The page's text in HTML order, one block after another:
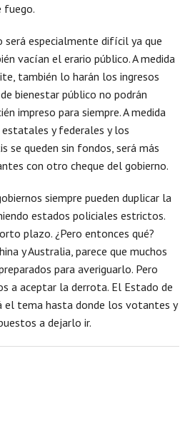
fuego.
será especialmente difícil ya que
vacían el erario público. A medida
también lo harán los ingresos
bienestar público no podrán
impreso para siempre. A medida
y federales y los
se queden sin fondos, será más
con otro cheque del gobierno.
siempre pueden duplicar la
estados policiales estrictos.
plazo. ¿Pero entonces qué?
y Australia, parece que muchos
para averiguarlo. Pero
a aceptar la derrota. El Estado de
el tema hasta donde los votantes y
a dejarlo ir.